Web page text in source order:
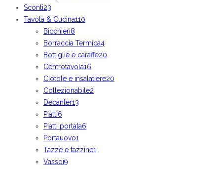
Sconti23
Tavola & Cucina110
Bicchieri8
Borraccia Termica4
Bottiglie e caraffe20
Centrotavola16
Ciotole e insalatiere20
Collezionabile2
Decanter13
Piatti6
Piatti portata6
Portauovo1
Tazze e tazzine1
Vassoi9